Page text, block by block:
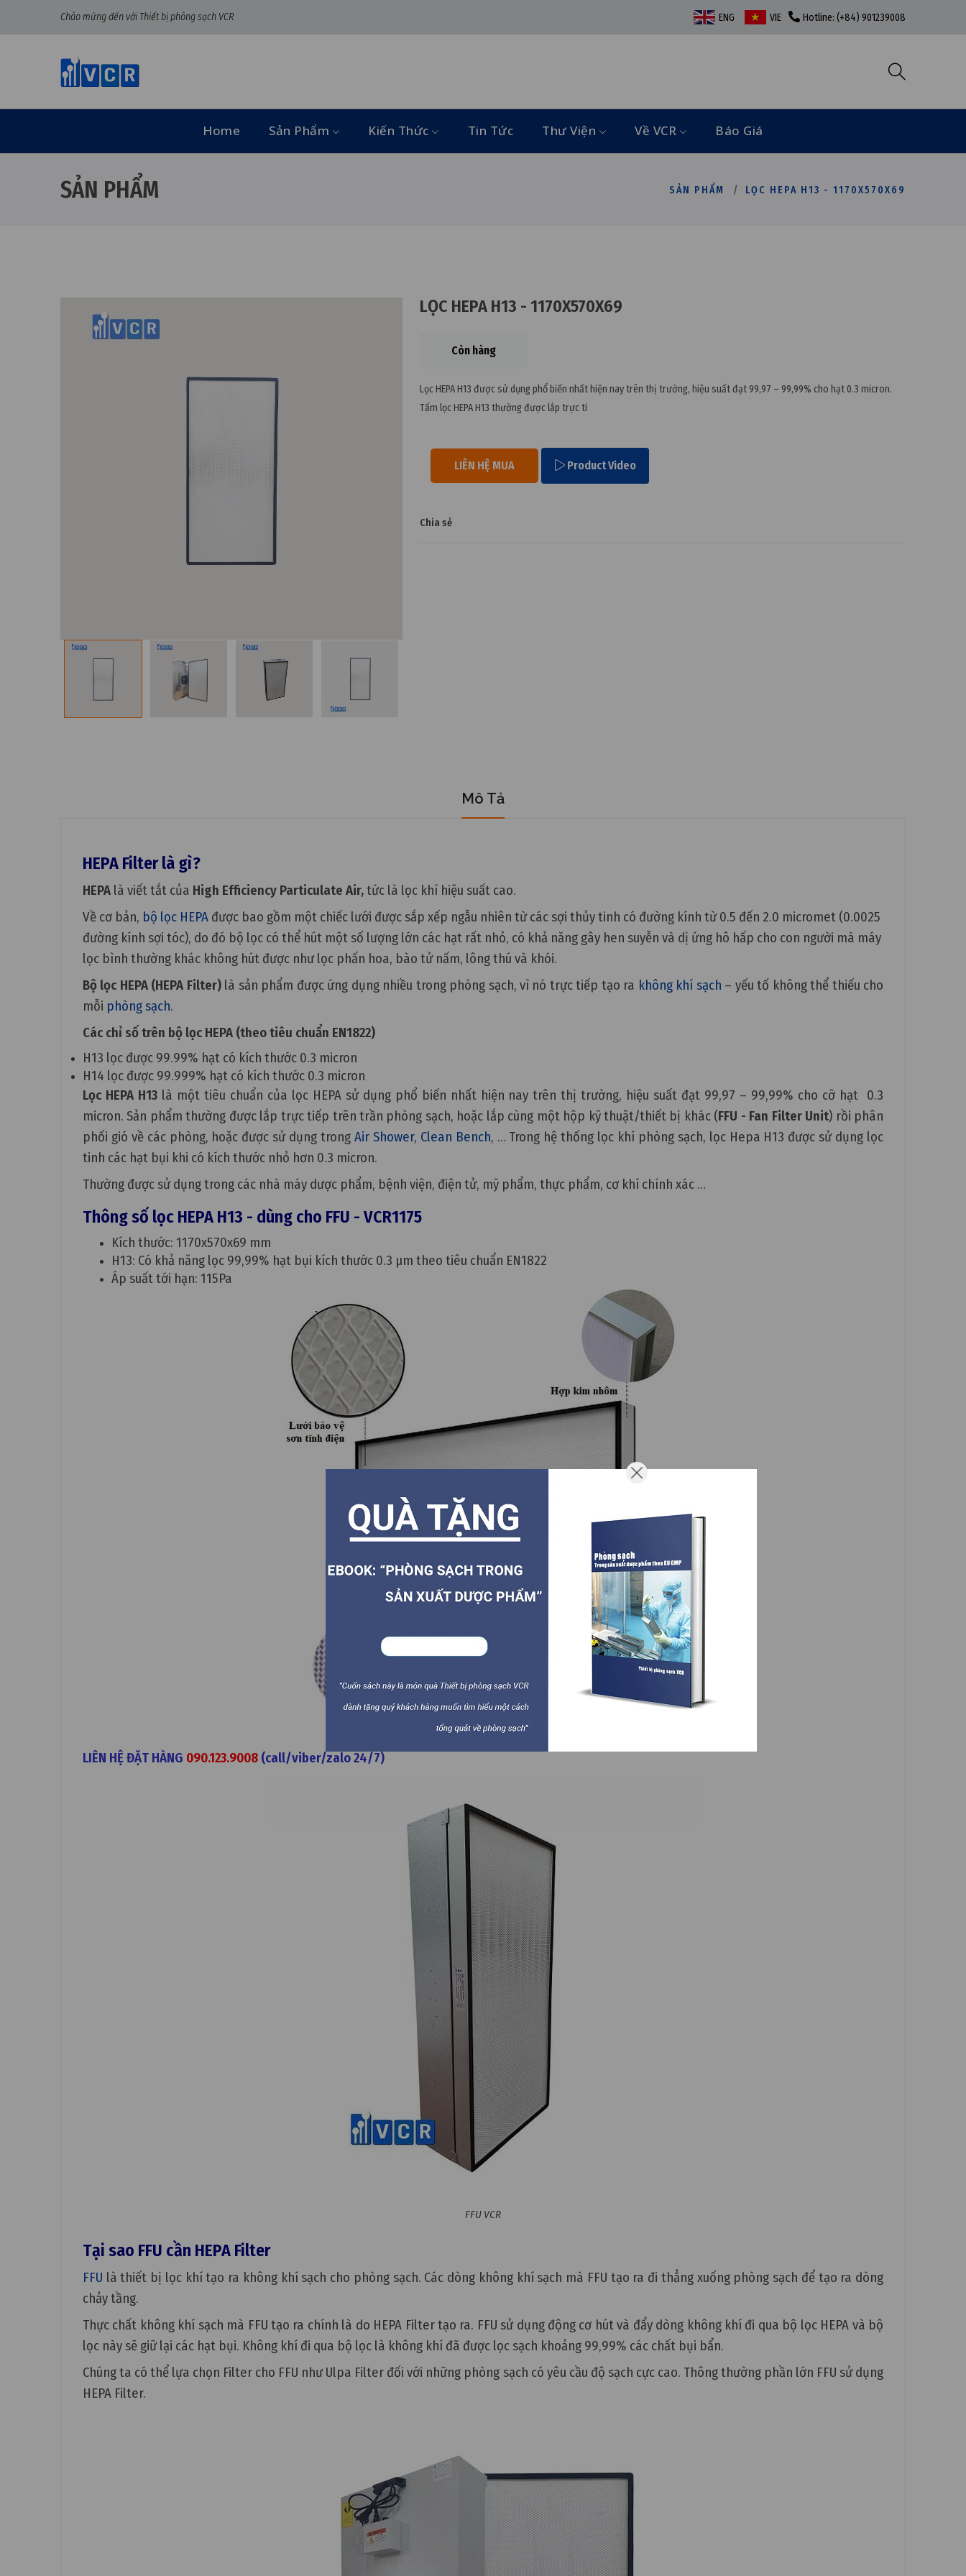
Chào mừng đến với Thiết bị phòng sạch VCR ENG VIE Hotline: (+84) 901239008
Home Sản Phẩm Kiến Thức Tin Tức Thư Viện Về VCR Báo Giá
SẢN PHẨM SẢN PHẨM LỌC HEPA H13 - 1170X570X69
LỌC HEPA H13 - 1170X570X69
Còn hàng
Lọc HEPA H13 được sử dụng phổ biến nhất hiện nay trên thị trường, hiệu suất đạt 99,97 – 99,99% cho hạt 0.3 micron.
Tấm lọc HEPA H13 thường được lắp trực ti
LIÊN HỆ MUA Product Video
Chia sẻ
Mô Tả
HEPA Filter là gì?
HEPA là viết tắt của High Efficiency Particulate Air,tức là lọc khí hiệu suất cao.
Về cơ bản, bộ lọc HEPA được bao gồm một chiếc lưới được sắp xếp ngẫu nhiên từ các sợi thủy tinh có đường kính từ 0.5 đến 2.0 micromet (0.0025
đường kính sợi tóc), do đó bộ lọc có thể hút một số lượng lớn các hạt rất nhỏ, có khả năng gây hen suyễn và dị ứng hô hấp cho con người mà máy
lọc bình thường khác không hút được như lọc phấn hoa, bào tử nấm, lông thú và khói.
Bộ lọc HEPA (HEPA Filter)là sản phẩm được ứng dụng nhiều trong phòng sạch, vì nó trực tiếp tạo ra không khí sạch – yếu tố không thể thiếu cho
mỗi phòng sạch.
Các chỉ số trên bộ lọc HEPA (theo tiêu chuẩn EN1822)
H13 lọc được 99.99% hạt có kích thước 0.3 micron
H14 lọc được 99.999% hạt có kích thước 0.3 micron
Lọc HEPA H13là một tiêu chuẩn của lọc HEPA sử dụng phổ biến nhất hiện nay trên thị trường, hiệu suất đạt 99,97 – 99,99% cho cỡ hạt 0.3
micron. Sản phẩm thường được lắp trực tiếp trên trần phòng sạch, hoặc lắp cùng một hộp kỹ thuật/thiết bị khác (FFU - Fan Filter Unit) rồi phân
phối gió về các phòng, hoặc được sử dụng trong Air Shower, Clean Bench, … Trong hệ thống lọc khí phòng sạch, lọc Hepa H13 được sử dụng lọc
tinh các hạt bụi khi có kích thước nhỏ hơn 0.3 micron.
Thường được sử dụng trong các nhà máy dược phẩm, bệnh viện, điện tử, mỹ phẩm, thực phẩm, cơ khí chính xác …
Thông số lọc HEPA H13 - dùng cho FFU - VCR1175
Kích thước: 1170x570x69 mm
H13: Có khả năng lọc 99,99% hạt bụi kích thước 0.3 µm theo tiêu chuẩn EN1822
Áp suất tới hạn: 115Pa
HEPA Filter FFU1175
LIÊN HỆ ĐẶT HÀNG 090.123.9008 (call/viber/zalo 24/7)
FFU VCR
Tại sao FFU cần HEPA Filter
FFU là thiết bị lọc khí tạo ra không khí sạch cho phòng sạch. Các dòng không khí sạch mà FFU tạo ra đi thẳng xuống phòng sạch để tạo ra dòng
chảy tầng.
Thực chất không khí sạch mà FFU tạo ra chính là do HEPA Filter tạo ra. FFU sử dụng động cơ hút và đẩy dòng không khí đi qua bộ lọc HEPA và bộ
lọc này sẽ giữ lại các hạt bụi. Không khí đi qua bộ lọc là không khí đã được lọc sạch khoảng 99,99% các chất bụi bẩn.
Chúng ta có thể lựa chọn Filter cho FFU như Ulpa Filter đối với những phòng sạch có yêu cầu độ sạch cực cao. Thông thường phần lớn FFU sử dụng
HEPA Filter.